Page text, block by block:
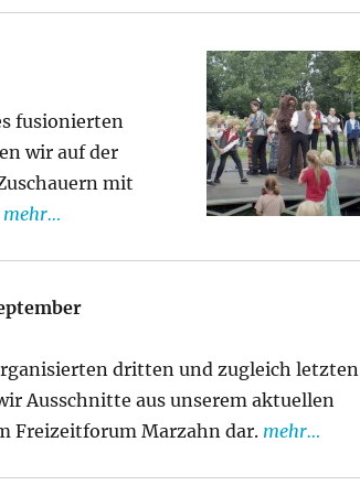
fusionierten
wir auf der
mit
mehr…
dritten und zugleich letzten
Ausschnitte aus unserem aktuellen
Freizeitforum Marzahn dar. mehr…